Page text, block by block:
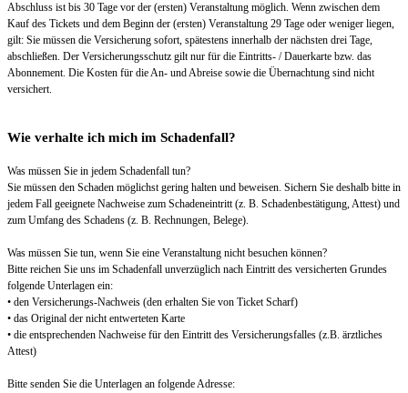
Abschluss ist bis 30 Tage vor der (ersten) Veranstaltung möglich. Wenn zwischen dem
Kauf des Tickets und dem Beginn der (ersten) Veranstaltung 29 Tage oder weniger liegen,
gilt: Sie müssen die Versicherung sofort, spätestens innerhalb der nächsten drei Tage,
abschließen. Der Versicherungsschutz gilt nur für die Eintritts- / Dauerkarte bzw. das
Abonnement. Die Kosten für die An- und Abreise sowie die Übernachtung sind nicht
versichert.
Wie verhalte ich mich im Schadenfall?
Was müssen Sie in jedem Schadenfall tun?
Sie müssen den Schaden möglichst gering halten und beweisen. Sichern Sie deshalb bitte in
jedem Fall geeignete Nachweise zum Schadeneintritt (z. B. Schadenbestätigung, Attest) und
zum Umfang des Schadens (z. B. Rechnungen, Belege).
Was müssen Sie tun, wenn Sie eine Veranstaltung nicht besuchen können?
Bitte reichen Sie uns im Schadenfall unverzüglich nach Eintritt des versicherten Grundes
folgende Unterlagen ein:
• den Versicherungs-Nachweis (den erhalten Sie von Ticket Scharf)
• das Original der nicht entwerteten Karte
• die entsprechenden Nachweise für den Eintritt des Versicherungsfalles (z.B. ärztliches
Attest)
Bitte senden Sie die Unterlagen an folgende Adresse: